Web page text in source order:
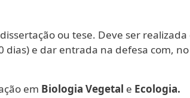
ou tese. Deve ser
dias) e dar entrada na defesa com,
em Biologia Vegetal e Ecologia.